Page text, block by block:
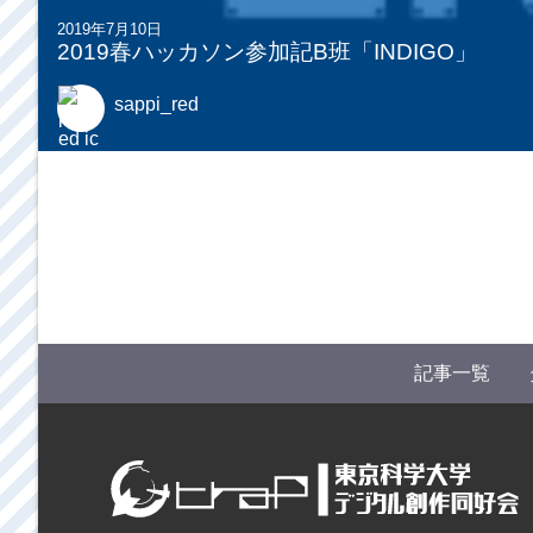
2019年7月10日
2019春ハッカソン参加記B班「INDIGO」
sappi_red
記事一覧